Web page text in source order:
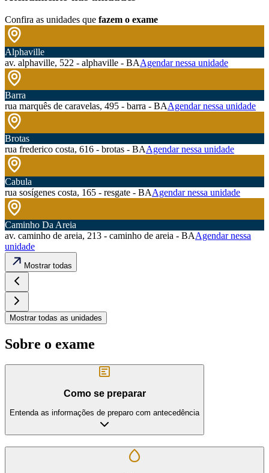
Confira as unidades que fazem o exame
Alphaville
av. alphaville, 522 - alphaville - BAAgendar nessa unidade
Barra
rua marquês de caravelas, 495 - barra - BAAgendar nessa unidade
Brotas
rua frederico costa, 616 - brotas - BAAgendar nessa unidade
Cabula
rua sosígenes costa, 165 - resgate - BAAgendar nessa unidade
Caminho Da Areia
av. caminho de areia, 213 - caminho de areia - BAAgendar nessa
unidade
Mostrar todas
Mostrar todas as unidades
Sobre o exame
Como se preparar
Entenda as informações de preparo com antecedência